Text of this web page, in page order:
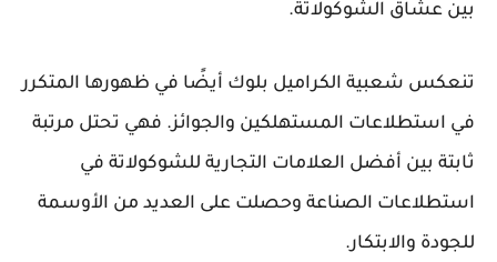
بين عشاق الشوكولاتة.
تنعكس شعبية الكراميل بلوك أيضًا في ظهورها المتكرر
في استطلاعات المستهلكين والجوائز. فهي تحتل مرتبة
ثابتة بين أفضل العلامات التجارية للشوكولاتة في
استطلاعات الصناعة وحصلت على العديد من الأوسمة
للجودة والابتكار.